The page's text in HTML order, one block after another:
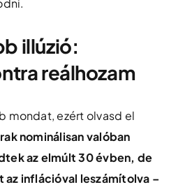
illúzió:
reálhozam
mondat, ezért olvasd el
nominálisan valóban
az elmúlt 30 évben, de
inflációval leszámítolva –